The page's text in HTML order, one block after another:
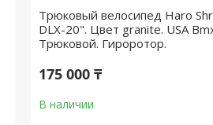
Трюковый велосипед Haro
DLX-20". Цвет granite. USA
Трюковой. Гироротор.
175 000 ₸
В наличии